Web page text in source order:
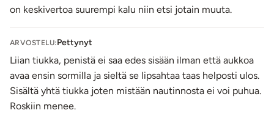
huoneenlämpöinen. TPR sisältää pienen määrän kumia,
joten emme suosittele tätä tuotetta kumiallergikoille.
TPR-materiaalista valmistetun tuotteen päälipinta on
helppo puhdistaa miedolla saippua vedellä ja taputella
kuivaksi nukkaamattomalla liinalla. Inserttiä kuivatessa ota
ohut liina sormesi ympärille ja kuivaa insertit hyvin.
Suihkauta kuivaamisen jälkeen inserttiin erotiikkavälineille
on keskivertoa suurempi kalu niin etsi jotain muuta.
ARVOSTELU:Pettynyt
Liian tiukka, penistä ei saa edes sisään ilman että aukkoa
avaa ensin sormilla ja sieltä se lipsahtaa taas helposti ulos.
Sisältä yhtä tiukka joten mistään nautinnosta ei voi puhua.
Roskiin menee.